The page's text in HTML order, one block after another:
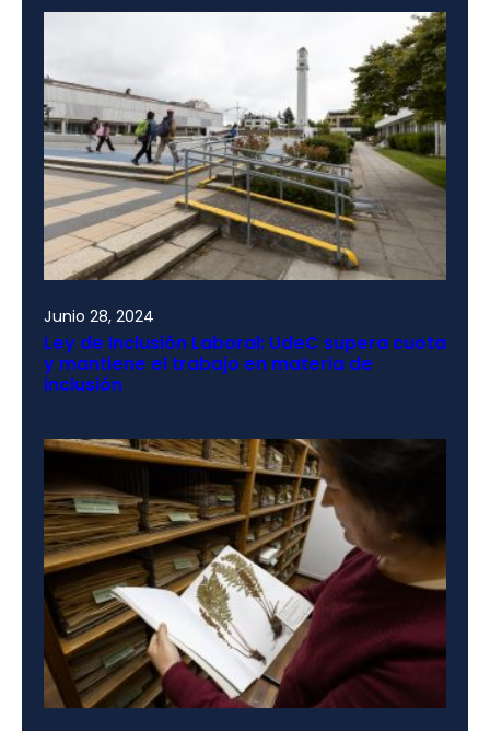
Junio 28, 2024
Ley de Inclusión Laboral: UdeC supera cuota
y mantiene el trabajo en materia de
inclusión